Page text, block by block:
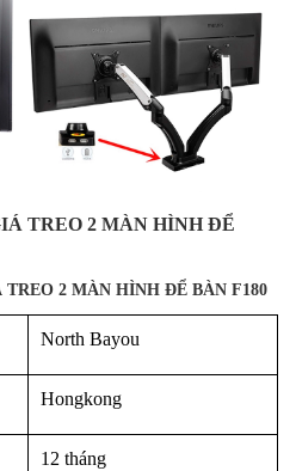
TREO 2 MÀN HÌNH ĐỂ
2 MÀN HÌNH ĐỂ BÀN F180
North Bayou
Hongkong
12 tháng